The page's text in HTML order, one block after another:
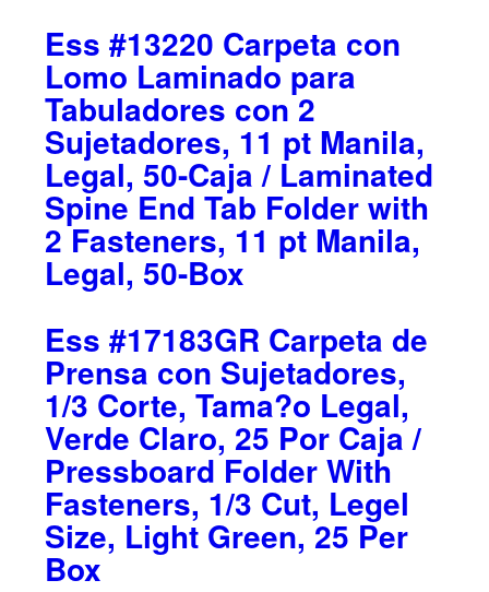
Ess #13220 Carpeta con
Lomo Laminado para
Tabuladores con 2
Sujetadores, 11 pt Manila,
Legal, 50-Caja / Laminated
Spine End Tab Folder with
2 Fasteners, 11 pt Manila,
Legal, 50-Box
Ess #17183GR Carpeta de
Prensa con Sujetadores,
1/3 Corte, Tama?o Legal,
Verde Claro, 25 Por Caja /
Pressboard Folder With
Fasteners, 1/3 Cut, Legel
Size, Light Green, 25 Per
Box